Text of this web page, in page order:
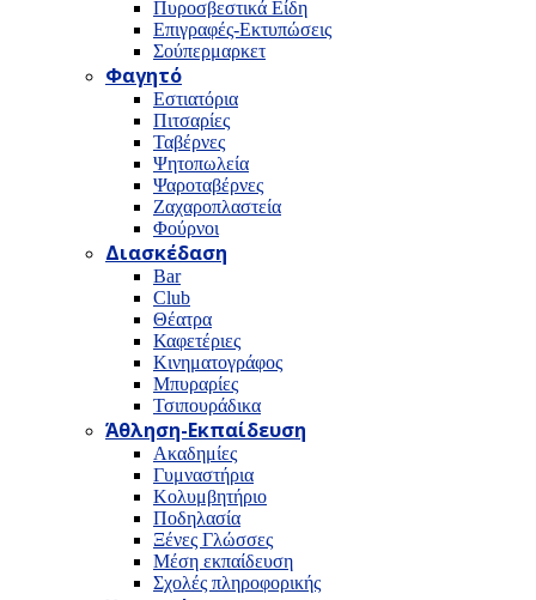
Πυροσβεστικά Είδη
Επιγραφές-Εκτυπώσεις
Σούπερμαρκετ
Φαγητό
Εστιατόρια
Πιτσαρίες
Ταβέρνες
Ψητοπωλεία
Ψαροταβέρνες
Ζαχαροπλαστεία
Φούρνοι
Διασκέδαση
Bar
Club
Θέατρα
Καφετέριες
Κινηματογράφος
Μπυραρίες
Τσιπουράδικα
Άθληση-Εκπαίδευση
Ακαδημίες
Γυμναστήρια
Κολυμβητήριο
Ποδηλασία
Ξένες Γλώσσες
Μέση εκπαίδευση
Σχολές πληροφορικής